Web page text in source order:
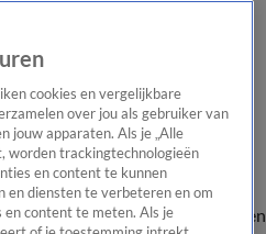
Onze gezichten
In de
vragenKijkersvraag insturen
cookies en vergelijkbare
over jou als gebruiker van
jouw apparaten. Als je „Alle
worden trackingtechnologieën
en content te kunnen
en diensten te verbeteren en om
content te meten. Als je